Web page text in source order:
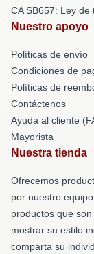
CA SB657: Ley
Nuestro apoyo
Políticas de envío
Condiciones de
Políticas de
Contáctenos
Ayuda al cliente
Mayorista
Nuestra tienda
Ofrecemos
por nuestro
productos que
mostrar su estilo
comparta su